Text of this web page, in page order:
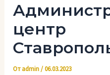
центр
Отadmin/06.03.2023